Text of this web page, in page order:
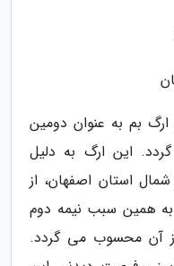
بم به عنوان دومین
این ارگ به دلیل
استان اصفهان، از
همین سبب نیمه دوم
آن محسوب می گردد.